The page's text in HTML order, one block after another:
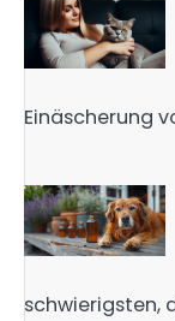
Einäscherung
schwierigsten,